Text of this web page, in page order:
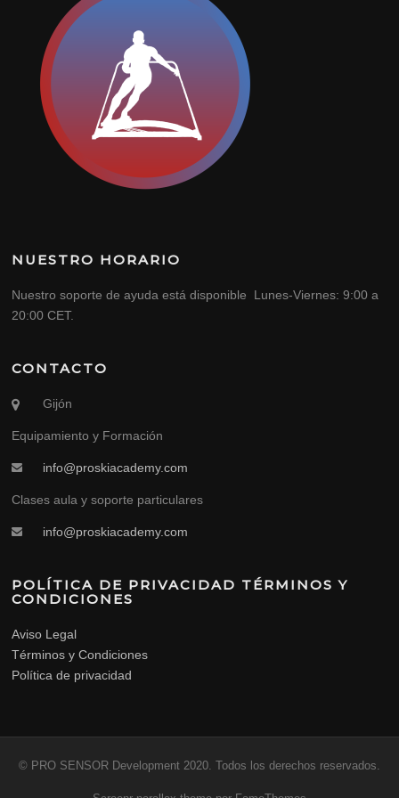
NUESTRO HORARIO
Nuestro soporte de ayuda está disponible Lunes-Viernes: 9:00 a
20:00 CET.
CONTACTO
Gijón
Equipamiento y Formación
info@proskiacademy.com
Clases aula y soporte particulares
info@proskiacademy.com
POLÍTICA DE PRIVACIDAD TÉRMINOS Y
CONDICIONES
Aviso Legal
Términos y Condiciones
Política de privacidad
© PRO SENSOR Development 2020. Todos los derechos reservados.